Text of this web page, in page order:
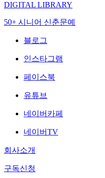
DIGITAL LIBRARY
50+ 시니어 신춘문예
블로그
인스타그램
페이스북
유튜브
네이버카페
네이버TV
회사소개
구독신청